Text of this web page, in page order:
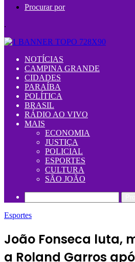
Procurar por
.
NOTÍCIAS
CAMPINA GRANDE
CIDADES
PARAÍBA
POLÍTICA
BRASIL
RÁDIO AO VIVO
MAIS
ECONOMIA
JUSTIÇA
POLICIAL
ESPORTES
CULTURA
SÃO JOÃO
Esportes
João Fonseca luta,
a Roland Garros